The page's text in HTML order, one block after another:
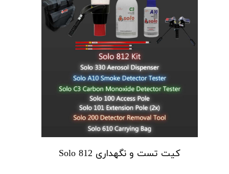
کیت تست و نگهداری Solo 812